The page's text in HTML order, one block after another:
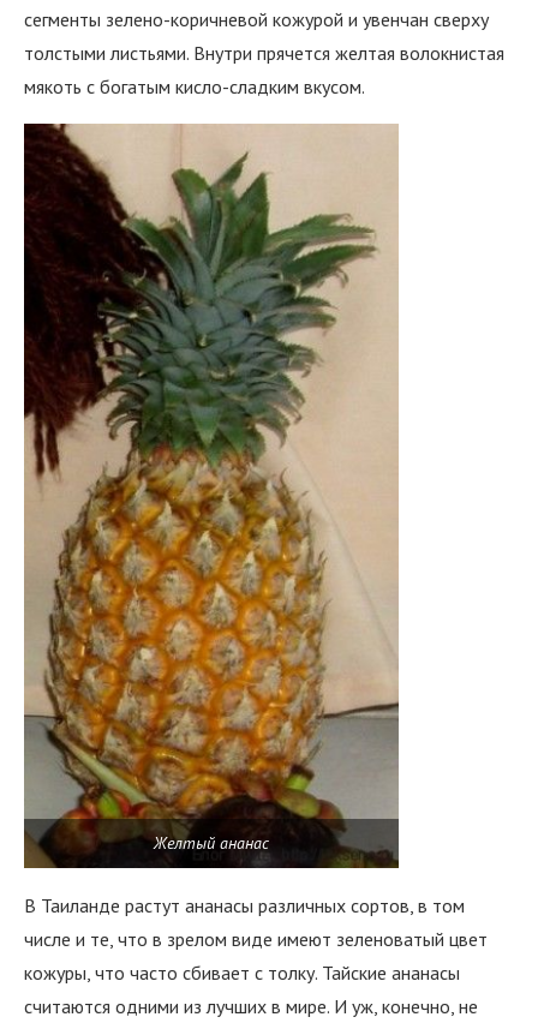
сегменты зелено-коричневой кожурой и увенчан сверху
толстыми листьями. Внутри прячется желтая волокнистая
мякоть с богатым кисло-сладким вкусом.
Желтый ананас
В Таиланде растут ананасы различных сортов, в том
числе и те, что в зрелом виде имеют зеленоватый цвет
кожуры, что часто сбивает с толку. Тайские ананасы
считаются одними из лучших в мире. И уж, конечно, не